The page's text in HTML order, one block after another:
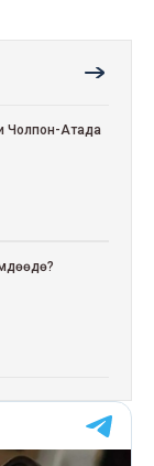
Чолпон-Атада